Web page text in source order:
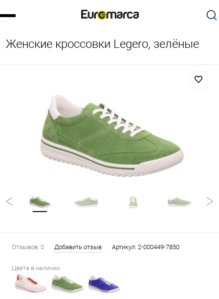
Женские кроссовки Legero, зелёные
Отзывов: 0 Добавить отзыв Артикул: 2-000449-7850
Цвета в наличии